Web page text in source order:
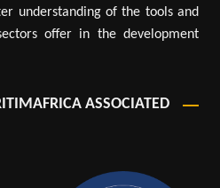
understanding of the tools and
offer in the development
ASSOCIATED